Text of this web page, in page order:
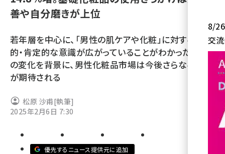
amazon (2259)
楽天 (1874)
ecbeing (1211)
アスクル (1122)
base (1083)
revico (744)
善や自分磨きが上位
若年層を中心に、「男性の肌ケアや化粧」に対する好意
的・肯定的な意識が広がっていることがわかった。意識
の変化を背景に、男性化粧品市場は今後さらなる成長
が期待される
松原 沙甫[執筆]
2025年2月6日 7:30
優先するニュース提供元に追加
8/26
交